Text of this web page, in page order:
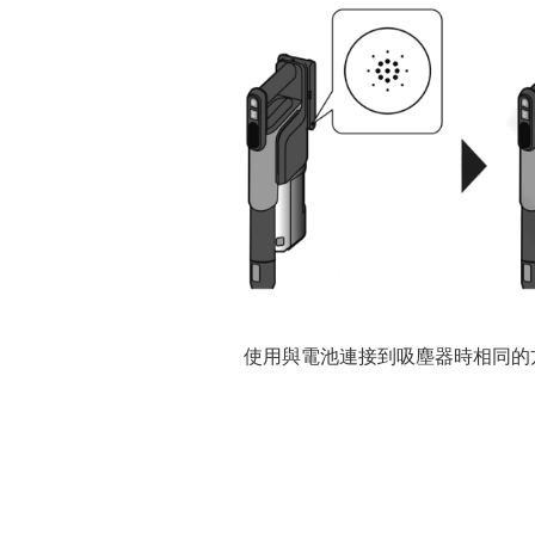
使用與電池連接到吸塵器時相同的